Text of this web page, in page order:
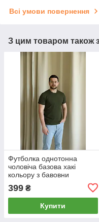
Всі умови повернення
З цим товаром також
Футболка однотонна
чоловіча базова хакі
кольору з бавовни
399 ₴
Купити